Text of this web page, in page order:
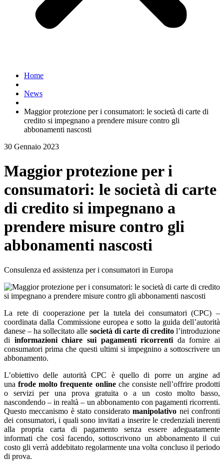
Home
News
Maggior protezione per i consumatori: le società di carte di
credito si impegnano a prendere misure contro gli
abbonamenti nascosti
30 Gennaio 2023
Maggior protezione per i
consumatori: le società di carte
di credito si impegnano a
prendere misure contro gli
abbonamenti nascosti
Consulenza ed assistenza per i consumatori in Europa
La rete di cooperazione per la tutela dei consumatori (CPC) –
coordinata dalla Commissione europea e sotto la guida dell’autorità
danese – ha sollecitato alle società di carte di creditol’introduzione
di informazioni chiare sui pagamenti ricorrenti da fornire ai
consumatori prima che questi ultimi si impegnino a sottoscrivere un
abbonamento.
L’obiettivo delle autorità CPC è quello di porre un argine ad
unafrode molto frequente onlineche consiste nell’offrire prodotti
o servizi per una prova gratuita o a un costo molto basso,
nascondendo – in realtà – un abbonamento con pagamenti ricorrenti.
Questo meccanismo è stato consideratomanipolativo nei confronti
dei consumatori, i quali sono invitati a inserire le credenziali inerenti
alla propria carta di pagamento senza essere adeguatamente
informati che così facendo, sottoscrivono un abbonamento il cui
costo gli verrà addebitato regolarmente una volta concluso il periodo
di prova.